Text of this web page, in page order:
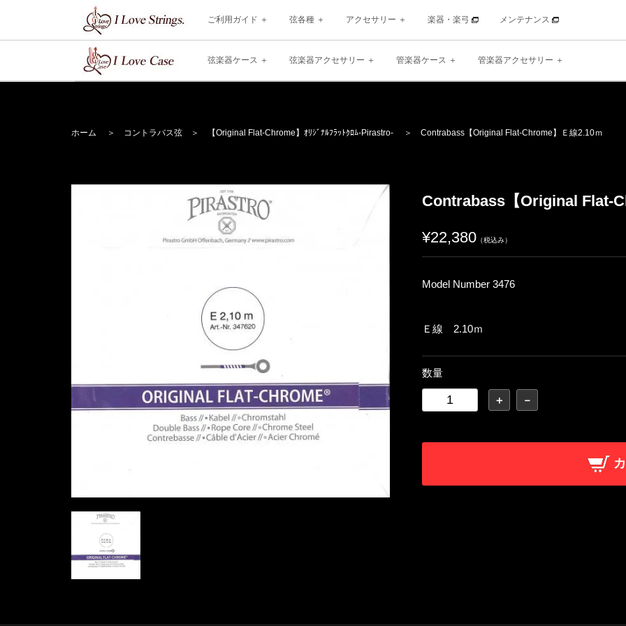
ご利用ガイド 弦各種 アクセサリー 楽器・楽弓 メンテナンス
弦楽器ケース 弦楽器アクセサリー 管楽器ケース 管楽器アクセサリー
ホーム ＞ コントラバス弦 ＞ 【Original Flat-Chrome】 ｵﾘｼﾞﾅﾙﾌﾗｯﾄｸﾛﾑ-Pirastro- ＞ Contrabass【Original Flat-Chrome】Ｅ線2.10ｍ
Contrabass【Original Flat-
¥22,380（税込み）
Model Number 3476
Ｅ線 2.10ｍ
数量
＋ －